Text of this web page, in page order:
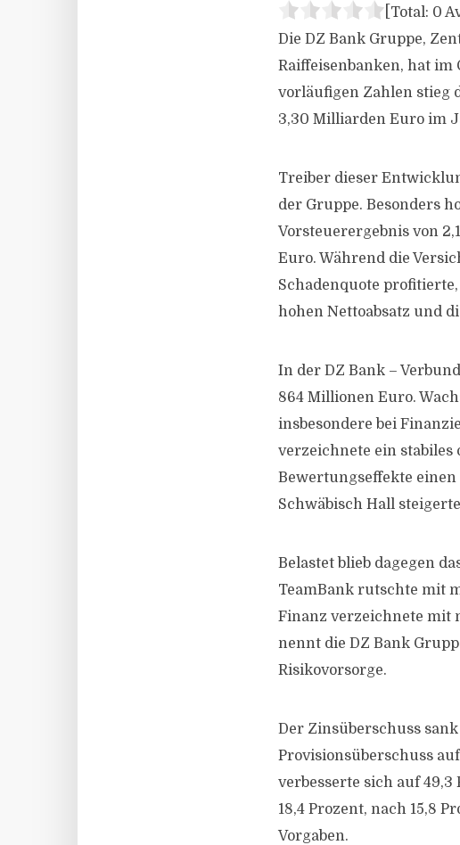
[Total: 0
Die DZ Bank Gruppe,
Raiffeisenbanken, hat
vorläufigen Zahlen stieg
3,30 Milliarden Euro im
Treiber dieser
der Gruppe. Besonders
Vorsteuerergebnis von
Euro. Während die
Schadenquote
hohen Nettoabsatz und
In der DZ Bank –
864 Millionen Euro.
insbesondere bei
verzeichnete ein stabiles
Bewertungseffekte einen
Schwäbisch Hall
Belastet blieb dagegen
TeamBank rutschte mit
Finanz verzeichnete mit
nennt die DZ Bank
Risikovorsorge.
Der Zinsüberschuss
Provisionsüberschuss
verbesserte sich auf
18,4 Prozent, nach 15,8
Vorgaben.